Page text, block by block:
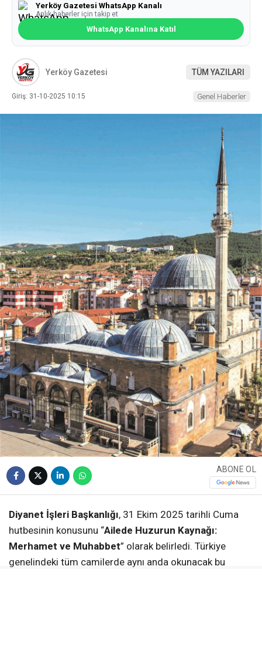
Yerköy Gazetesi WhatsApp Kanalı
Anlık haberler için takip et
WhatsApp Kanalına Katıl
Yerköy Gazetesi TÜM YAZILARI
Giriş: 31-10-2025 10:15 Genel Haberler
ABONE OL
Diyanet İşleri Başkanlığı, 31 Ekim 2025 tarihli Cuma
hutbesinin konusunu “Ailede Huzurun Kaynağı:
Merhamet ve Muhabbet” olarak belirledi. Türkiye
genelindeki tüm camilerde aynı anda okunacak bu